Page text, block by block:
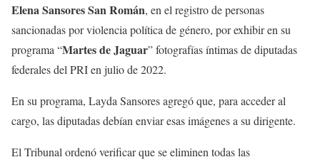
Elena Sansores San Román, en el registro de personas
sancionadas por violencia política de género, por exhibir en su
programa “Martes de Jaguar” fotografías íntimas de diputadas
federales del PRI en julio de 2022.
En su programa, Layda Sansores agregó que, para acceder al
cargo, las diputadas debían enviar esas imágenes a su dirigente.
El Tribunal ordenó verificar que se eliminen todas las